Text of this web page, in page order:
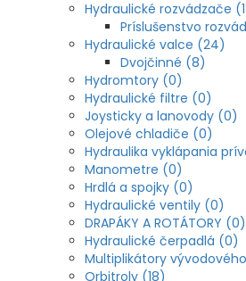
Hydraulické rozvádzače
Príslušenstvo
Hydraulické valce (24)
Dvojčinné (8)
Hydromtory (0)
Hydraulické filtre (0)
Joysticky a lanovody (0)
Olejové chladiče (0)
Hydraulika vyklápania
Manometre (0)
Hrdlá a spojky (0)
Hydraulické ventily (0)
DRAPÁKY A ROTÁTORY (0)
Hydraulické čerpadlá (0)
Multiplikátory
Orbitroly (18)